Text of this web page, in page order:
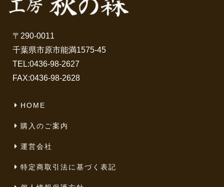
〒290-0011
千葉県市原市能満1575-45
TEL:0436-98-2627
FAX:0436-98-2628
HOME
購入のご案内
運営会社
特定商取引法に基づく表記